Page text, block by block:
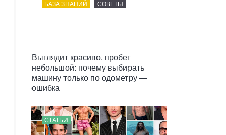
БАЗА ЗНАНИЙ СОВЕТЫ
Выглядит красиво, пробег
небольшой: почему выбирать
машину только по одометру —
ошибка
СТАТЬИ